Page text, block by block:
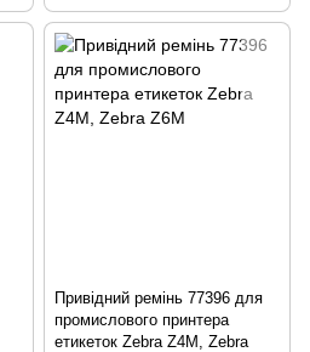
Привідний ремінь 77396 для
промислового принтера
етикеток Zebra Z4M, Zebra